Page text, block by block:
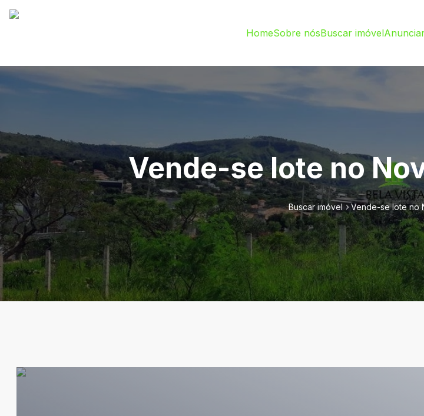
HomeSobre nósBuscar imóvel
Vende-se lote no
Buscar imóvel Vende-se lote no